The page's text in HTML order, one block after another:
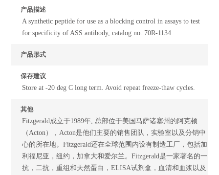
产品描述
A synthetic peptide for use as a blocking control in assays to test
for specificity of ASS antibody, catalog no. 70R-1134
产品形式
保存建议
Store at -20 deg C long term. Avoid repeat freeze-thaw cycles.
其他
Fitzgerald成立于1989年, 总部位于美国马萨诸塞州的阿克顿
（Acton），Acton是他们主要的销售团队，实验室以及分销中
心的所在地。Fitzgerald还在全球范围内设有制造工厂，包括加
利福尼亚，纽约，加拿大和爱尔兰。Fitzgerald是一家著名的一
抗，二抗，重组和天然蛋白，ELISA试剂盒，血清和血浆以及